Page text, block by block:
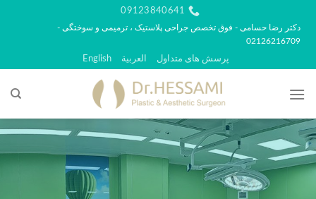
محتوا
09123840641
دکتر رضا حسامی - فوق تخصص جراحی پلاستیک ، ترمیمی و سوختگی -
02126216709
پرسش های متداول العربية English